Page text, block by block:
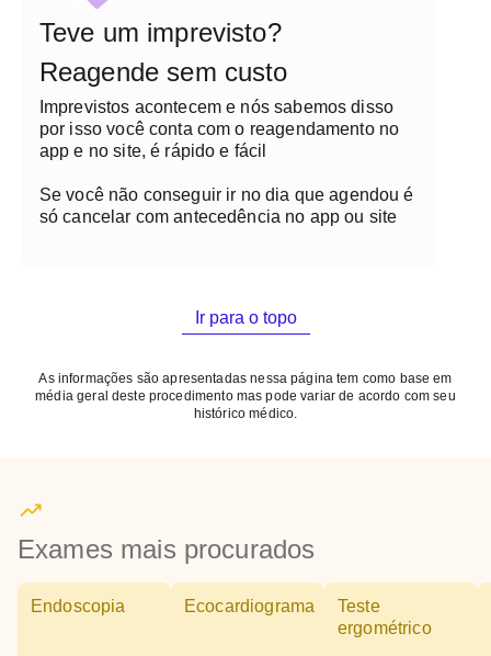
Teve um imprevisto?
Reagende sem custo
Imprevistos acontecem e nós sabemos disso
por isso você conta com o reagendamento no
app e no site, é rápido e fácil
Se você não conseguir ir no dia que agendou é
só cancelar com antecedência no app ou site
Ir para o topo
As informações são apresentadas nessa página tem como base em
média geral deste procedimento mas pode variar de acordo com seu
histórico médico.
Exames mais procurados
Endoscopia Ecocardiograma
Teste
ergométrico